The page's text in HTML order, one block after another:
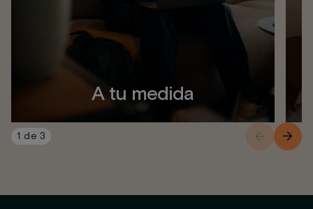
A tu medida
1 de 3